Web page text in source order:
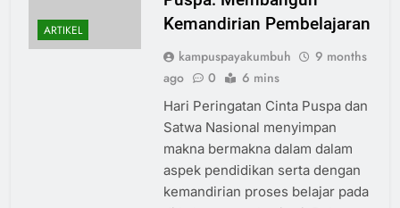
ARTIKEL
Kemandirian Pembelajaran
kampuspayakumbuh
9 months
ago
0 6 mins
Hari Peringatan Cinta Puspa dan
Satwa Nasional menyimpan
makna bermakna dalam dalam
aspek pendidikan serta dengan
kemandirian proses belajar pada